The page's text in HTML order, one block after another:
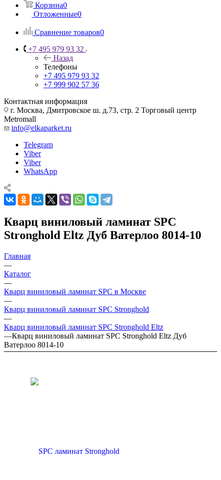
Корзина0
Отложенные0
Сравнение товаров0
+7 495 979 93 32
Назад
Телефоны
+7 495 979 93 32
+7 999 902 57 36
Контактная информация
г. Москва, Дмитровское ш. д.73, стр. 2 Торговый центр
Metromall
info@elkaparket.ru
Telegram
Viber
Viber
WhatsApp
Кварц виниловый ламинат SPC
Stronghold Eltz Дуб Ватерлоо 8014-10
Главная
—
Каталог
—
Кварц виниловый ламинат SPC в Москве
—
Кварц виниловый ламинат SPC Stronghold
—
Кварц виниловый ламинат SPC Stronghold Eltz
—Кварц виниловый ламинат SPC Stronghold Eltz Дуб
Ватерлоо 8014-10